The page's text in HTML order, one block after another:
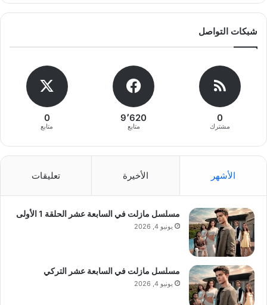
شبكات التواصل
0
مشترك
9٬620
متابع
0
متابع
الأشهر الأخيرة تعليقات
مسلسل مازلت في السابعة عشر الحلقة 1 الأولى
يونيو 4, 2026
مسلسل مازلت في السابعة عشر التركي
يونيو 4, 2026